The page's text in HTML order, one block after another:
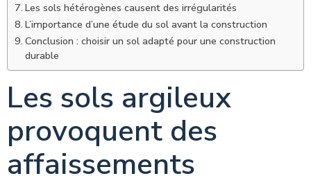
Les sols hétérogènes causent des irrégularités
L’importance d’une étude du sol avant la construction
Conclusion : choisir un sol adapté pour une construction
durable
Les sols argileux
provoquent des
affaissements